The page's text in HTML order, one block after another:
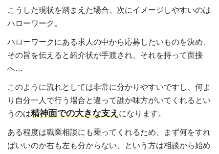
こうした現状を踏まえた場合、次にイメージしやすいのは
ハローワーク。
ハローワークにある求人の中から応募したいものを決め、
その旨を伝えると紹介状が手渡され、それを持って面接
へ…
このように流れとしては非常に分かりやすいですし、何よ
り自分一人で行う場合と違って誰か味方がいてくれるとい
うのは精神面での大きな支えになります。
ある程度は職業相談にも乗ってくれるため、まず何をすれ
ばいいのか右も左も分からない、という方は相談から始め